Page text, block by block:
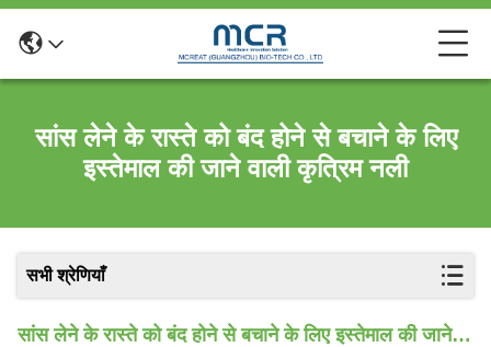
सांस लेने के रास्ते को बंद होने से बचाने के लिए
इस्तेमाल की जाने वाली कृत्रिम नली
सभी श्रेणियाँ
सांस लेने के रास्ते को बंद होने से बचाने के लिए इस्तेमाल की जाने